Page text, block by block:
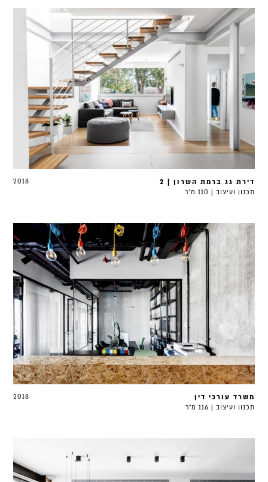
2018 דירת גג ברמת השרון | 2
תכנון ועיצוב | 110 מ"ר
2018 משרד עורכי דין
תכנון ועיצוב | 116 מ"ר